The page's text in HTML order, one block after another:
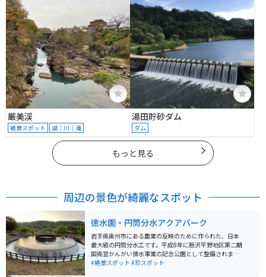
厳美渓
絶景スポット 湖｜川｜滝
湯田貯砂ダム
ダム
もっと見る
周辺の景色が綺麗なスポット
徳水園・円筒分水アクアパーク
岩手県奥州市にある農業の反映のために作られた、日本
最大級の円筒分水工です。平成8年に胆沢平野地区第二期
国県営かんがい排水事業の記念公園として整備されまし
た。 春から秋にかけては毎時間に噴水を行っているとこ
#絶景スポット #珍スポット